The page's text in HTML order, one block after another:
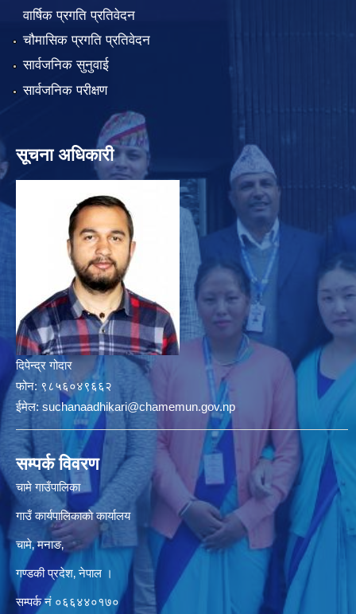
वार्षिक प्रगति प्रतिवेदन
चौमासिक प्रगति प्रतिवेदन
सार्वजनिक सुनुवाई
सार्वजनिक परीक्षण
सूचना अधिकारी
दिपेन्द्र गोदार
फोन: ९८५६०४९६६२
ईमेल: suchanaadhikari@chamemun.gov.np
सम्पर्क विवरण
चामे गाउँपालिका
गाउँ कार्यपालिकाकाे कार्यालय
चामे‚ मनाङ‚
गण्डकी प्रदेश‚ नेपाल ।
सम्पर्क न‌ं‍ ०६६४४०१७०